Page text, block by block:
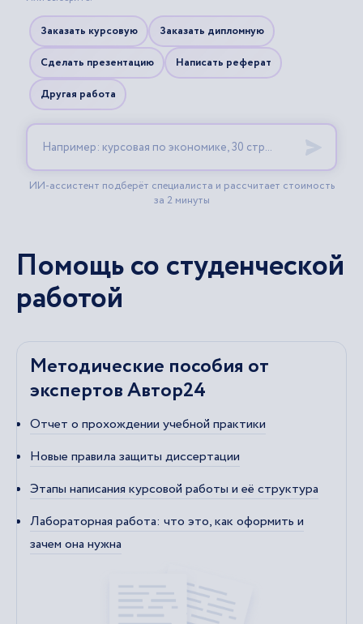
Помощь со студенческой
работой
Методические пособия от
экспертов Автор24
Отчет о прохождении учебной практики
Новые правила защиты диссертации
Этапы написания курсовой работы и её структура
Лабораторная работа: что это, как оформить и
зачем она нужна